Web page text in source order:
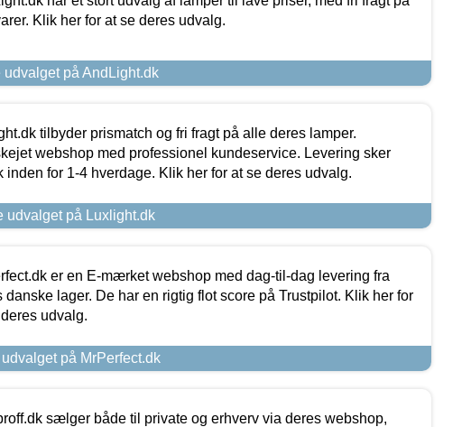
Klik her for at se deres udvalg.
udvalget på AndLight.dk
tilbyder prismatch og fri fragt på alle deres lamper.
webshop med professionel kundeservice. Levering sker
inden for 1-4 hverdage. Klik her for at se deres udvalg.
udvalget på Luxlight.dk
er en E-mærket webshop med dag-til-dag levering fra
danske lager. De har en rigtig flot score på Trustpilot. Klik her for
udvalg.
på MrPerfect.dk
sælger både til private og erhverv via deres webshop,